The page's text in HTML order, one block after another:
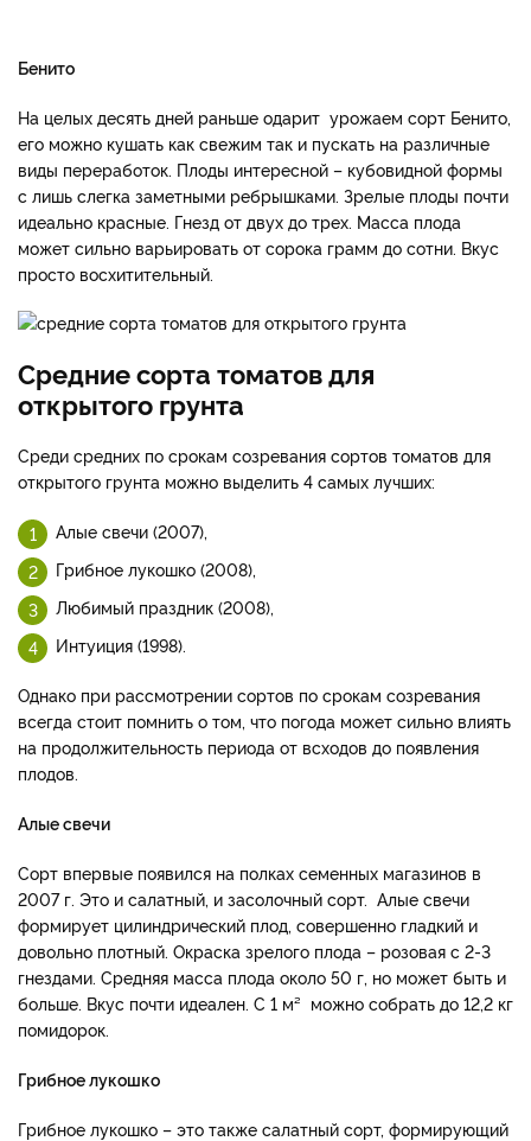
Бенито
На целых десять дней раньше одарит урожаем сорт Бенито,
его можно кушать как свежим так и пускать на различные
виды переработок. Плоды интересной – кубовидной формы
с лишь слегка заметными ребрышками. Зрелые плоды почти
идеально красные. Гнезд от двух до трех. Масса плода
может сильно варьировать от сорока грамм до сотни. Вкус
просто восхитительный.
Средние сорта томатов для
открытого грунта
Среди средних по срокам созревания сортов томатов для
открытого грунта можно выделить 4 самых лучших:
Алые свечи (2007),
Грибное лукошко (2008),
Любимый праздник (2008),
Интуиция (1998).
Однако при рассмотрении сортов по срокам созревания
всегда стоит помнить о том, что погода может сильно влиять
на продолжительность периода от всходов до появления
плодов.
Алые свечи
Сорт впервые появился на полках семенных магазинов в
2007 г. Это и салатный, и засолочный сорт. Алые свечи
формирует цилиндрический плод, совершенно гладкий и
довольно плотный. Окраска зрелого плода – розовая с 2-3
гнездами. Средняя масса плода около 50 г, но может быть и
больше. Вкус почти идеален. С 1 м² можно собрать до 12,2 кг
помидорок.
Грибное лукошко
Грибное лукошко – это также салатный сорт, формирующий